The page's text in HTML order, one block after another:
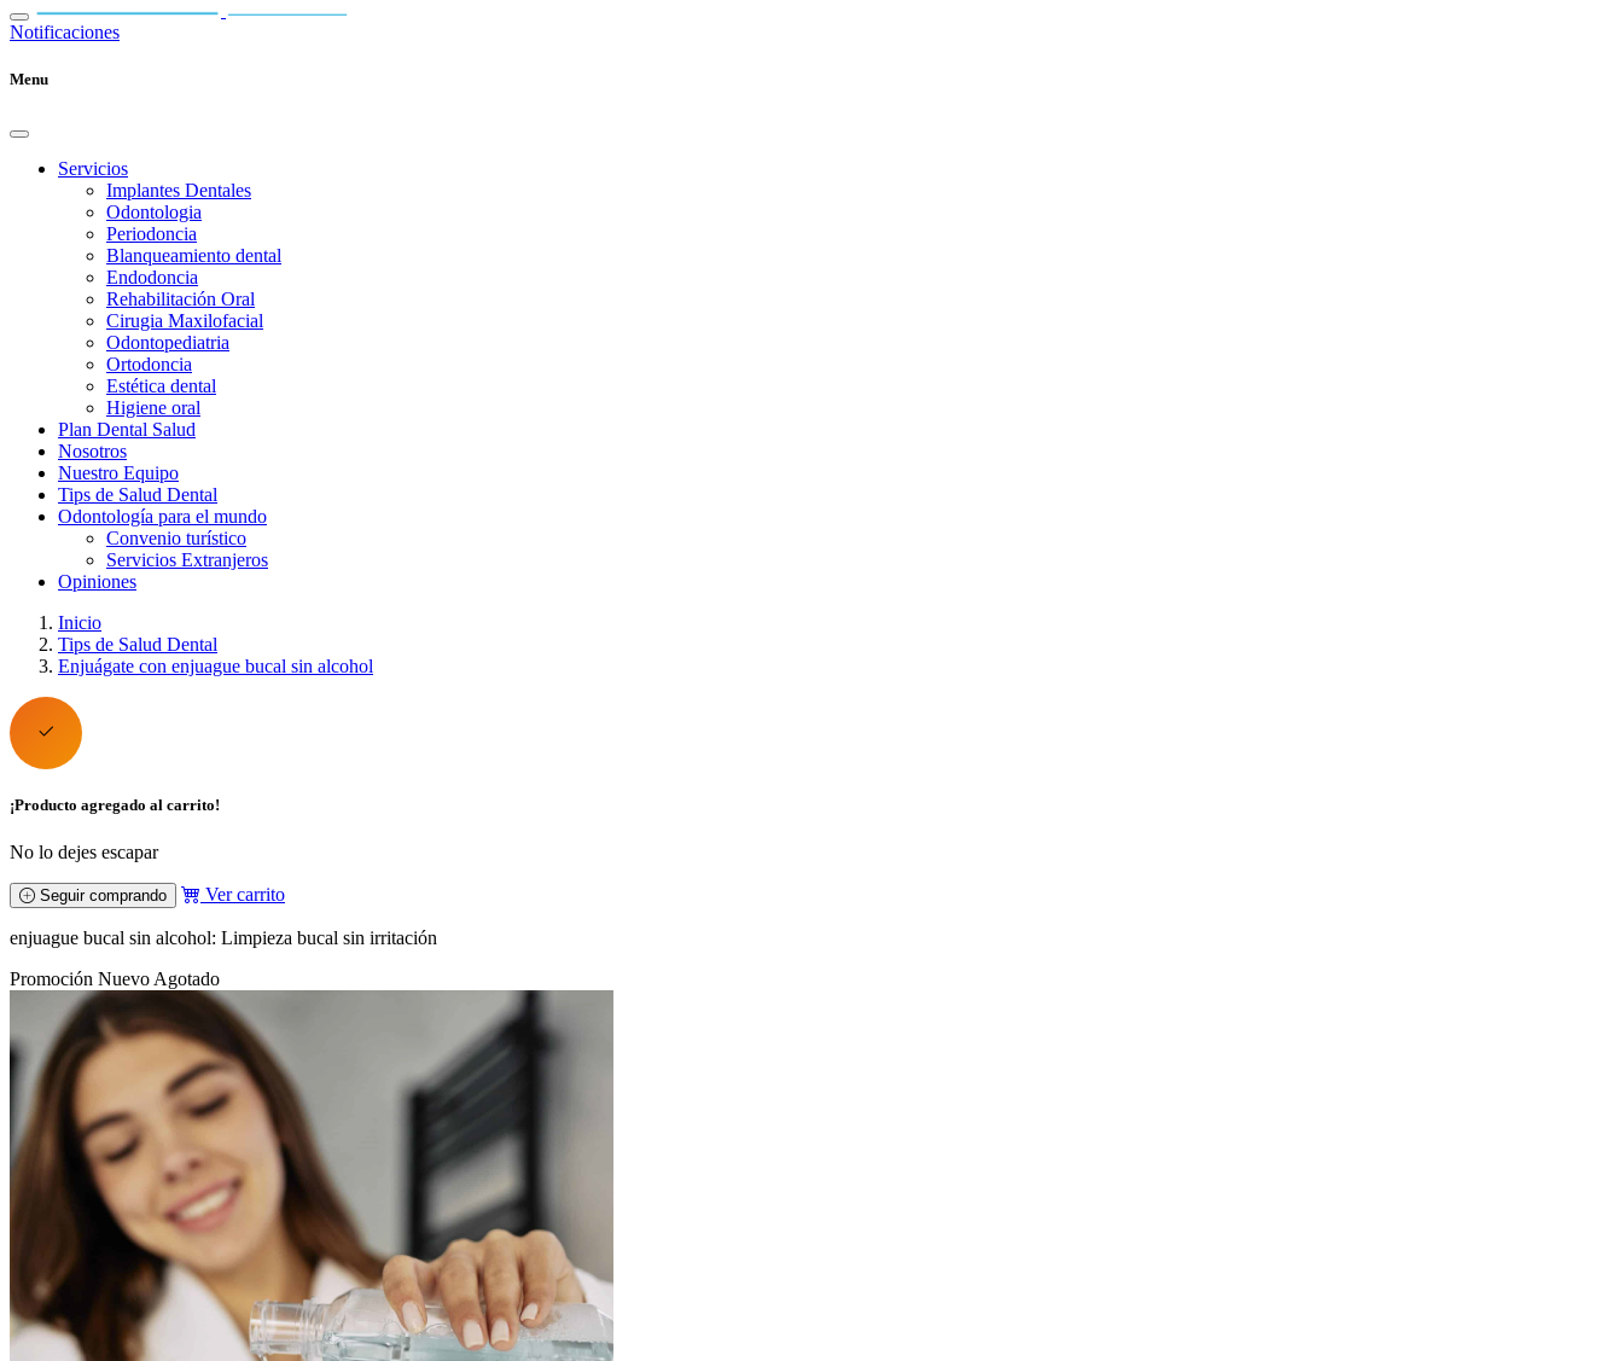
Notificaciones
Menu
Servicios
Implantes Dentales
Odontologia
Periodoncia
Blanqueamiento dental
Endodoncia
Rehabilitación Oral
Cirugia Maxilofacial
Odontopediatria
Ortodoncia
Estética dental
Higiene oral
Plan Dental Salud
Nosotros
Nuestro Equipo
Tips de Salud Dental
Odontología para el mundo
Convenio turístico
Servicios Extranjeros
Opiniones
Inicio
Tips de Salud Dental
Enjuágate con enjuague bucal sin alcohol
¡Producto agregado al carrito!
No lo dejes escapar
Seguir comprando Ver carrito
enjuague bucal sin alcohol: Limpieza bucal sin irritación
Promoción Nuevo Agotado